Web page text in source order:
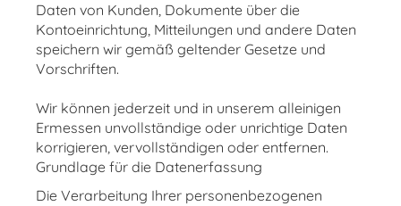
Daten von Kunden, Dokumente über die
Kontoeinrichtung, Mitteilungen und andere Daten
speichern wir gemäß geltender Gesetze und
Vorschriften.
Wir können jederzeit und in unserem alleinigen
Ermessen unvollständige oder unrichtige Daten
korrigieren, vervollständigen oder entfernen.
Grundlage für die Datenerfassung
Die Verarbeitung Ihrer personenbezogenen